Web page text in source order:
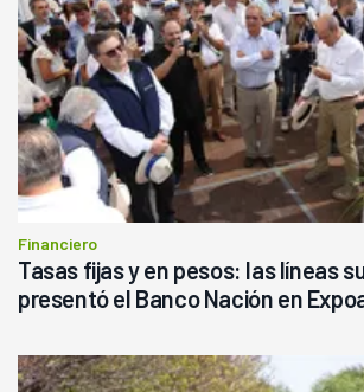
Financiero
Tasas fijas y en pesos: las líneas
presentó el Banco Nación en